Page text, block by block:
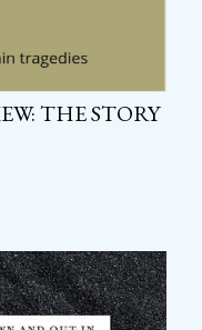
THE STORY